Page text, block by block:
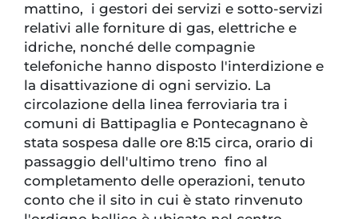
mattino, i gestori dei servizi e sotto-servizi
relativi alle forniture di gas, elettriche e
idriche, nonché delle compagnie
telefoniche hanno disposto l'interdizione e
la disattivazione di ogni servizio. La
circolazione della linea ferroviaria tra i
comuni di Battipaglia e Pontecagnano è
stata sospesa dalle ore 8:15 circa, orario di
passaggio dell'ultimo treno fino al
completamento delle operazioni, tenuto
conto che il sito in cui è stato rinvenuto